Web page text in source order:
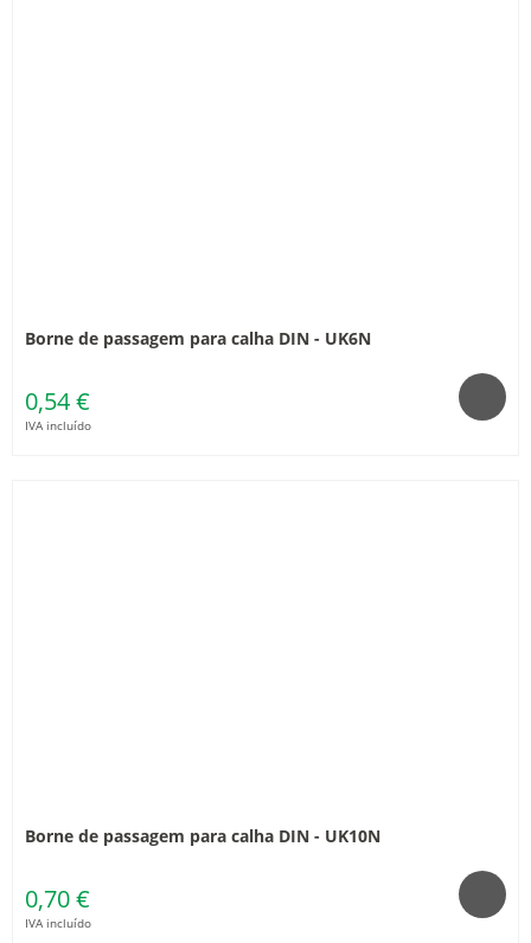
Borne de passagem para calha DIN - UK6N
0,54 €
IVA incluído
Borne de passagem para calha DIN - UK10N
0,70 €
IVA incluído